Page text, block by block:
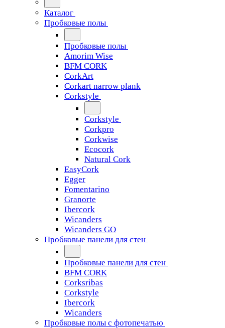
Каталог
Пробковые полы
Пробковые полы
Amorim Wise
BFM CORK
CorkArt
Corkart narrow plank
Corkstyle
Corkstyle
Corkpro
Corkwise
Ecocork
Natural Cork
EasyCork
Egger
Fomentarino
Granorte
Ibercork
Wicanders
Wicanders GO
Пробковые панели для стен
Пробковые панели для стен
BFM CORK
Corksribas
Corkstyle
Ibercork
Wicanders
Пробковые полы с фотопечатью